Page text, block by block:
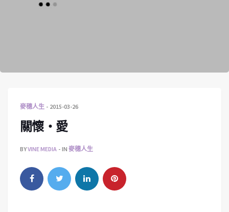
麥穗人生 2015-03-26
關懷‧愛
BYVINE MEDIA IN 麥穗人生